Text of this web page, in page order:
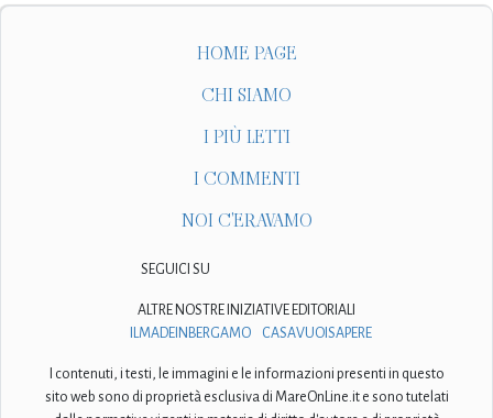
HOME PAGE
CHI SIAMO
I PIÙ LETTI
I COMMENTI
NOI C'ERAVAMO
SEGUICI SU
ALTRE NOSTRE INIZIATIVE EDITORIALI
ILMADEINBERGAMO
CASAVUOISAPERE
I contenuti, i testi, le immagini e le informazioni presenti in questo
sito web sono di proprietà esclusiva di MareOnLine.it e sono tutelati